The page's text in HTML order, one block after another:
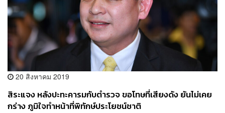
20 สิงหาคม 2019
สิระแจง หลังปะทะคารมกับตำรวจ ขอโทษที่เสียงดัง ยันไม่เคย
กร่าง ภูมิใจทำหน้าที่พิทักษ์ประโยชน์ชาติ